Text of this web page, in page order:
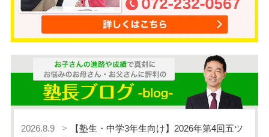
2026.8.9
【塾生・中学3年生向け】2026年第4回五ツ